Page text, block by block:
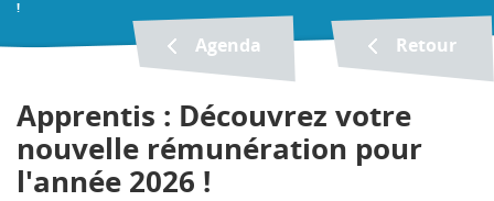
!
Retour
Agenda
Apprentis : Découvrez votre
nouvelle rémunération pour
l'année 2026 !